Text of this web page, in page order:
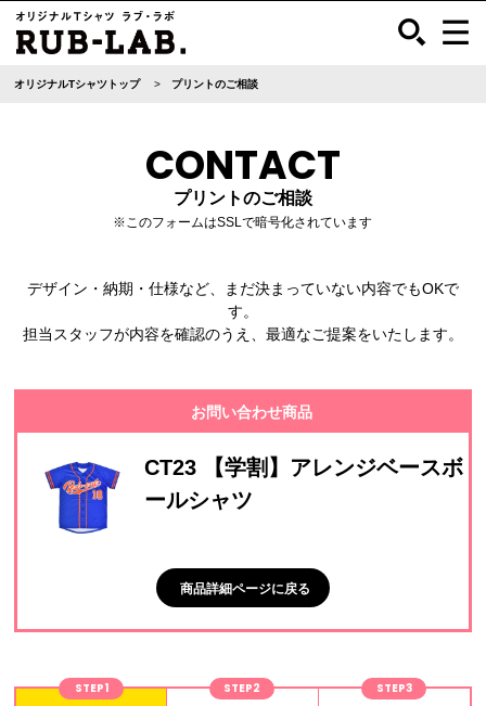
オリジナルTシャツトップ プリントのご相談
CONTACT
プリントのご相談
※このフォームはSSLで暗号化されています
デザイン・納期・仕様など、まだ決まっていない内容でもOKで
す。
担当スタッフが内容を確認のうえ、最適なご提案をいたします。
お問い合わせ商品
CT23 【学割】アレンジベースボ
ールシャツ
商品詳細ページに戻る
STEP1 STEP2 STEP3